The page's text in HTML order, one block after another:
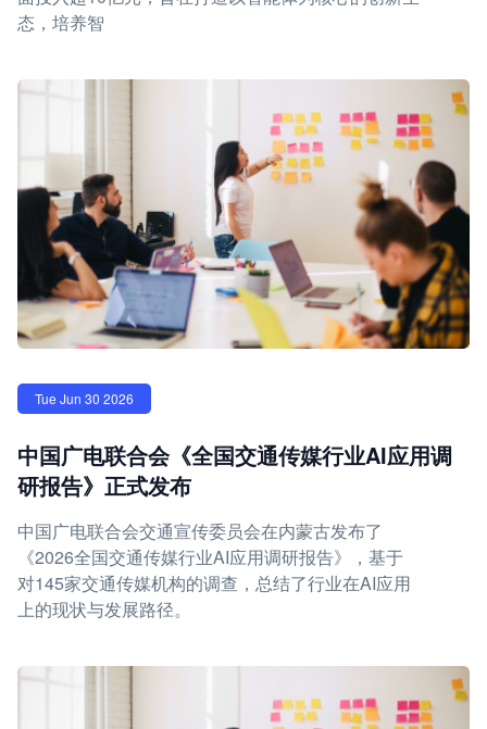
态，培养智
Tue Jun 30 2026
中国广电联合会《全国交通传媒行业AI应用调
研报告》正式发布
中国广电联合会交通宣传委员会在内蒙古发布了
《2026全国交通传媒行业AI应用调研报告》，基于
对145家交通传媒机构的调查，总结了行业在AI应用
上的现状与发展路径。